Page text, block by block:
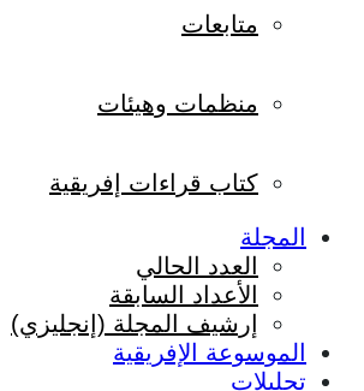
متابعات
منظمات وهيئات
كتاب قراءات إفريقية
المجلة
العدد الحالي
الأعداد السابقة
إرشيف المجلة (إنجليزي)
الموسوعة الإفريقية
تحليلات